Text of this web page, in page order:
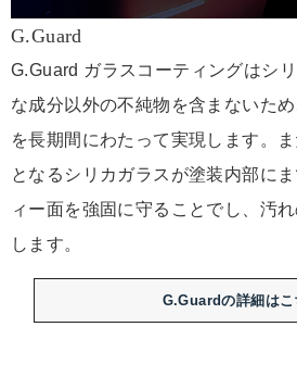
G.Guard
G.Guard ガラスコーティングはシ
な成分以外の不純物を含まないた
を長期間にわたって実現します。
となるシリカガラスが塗装内部に
ィー面を強固に守ることでし、汚
します。
G.Guardの詳細はこ